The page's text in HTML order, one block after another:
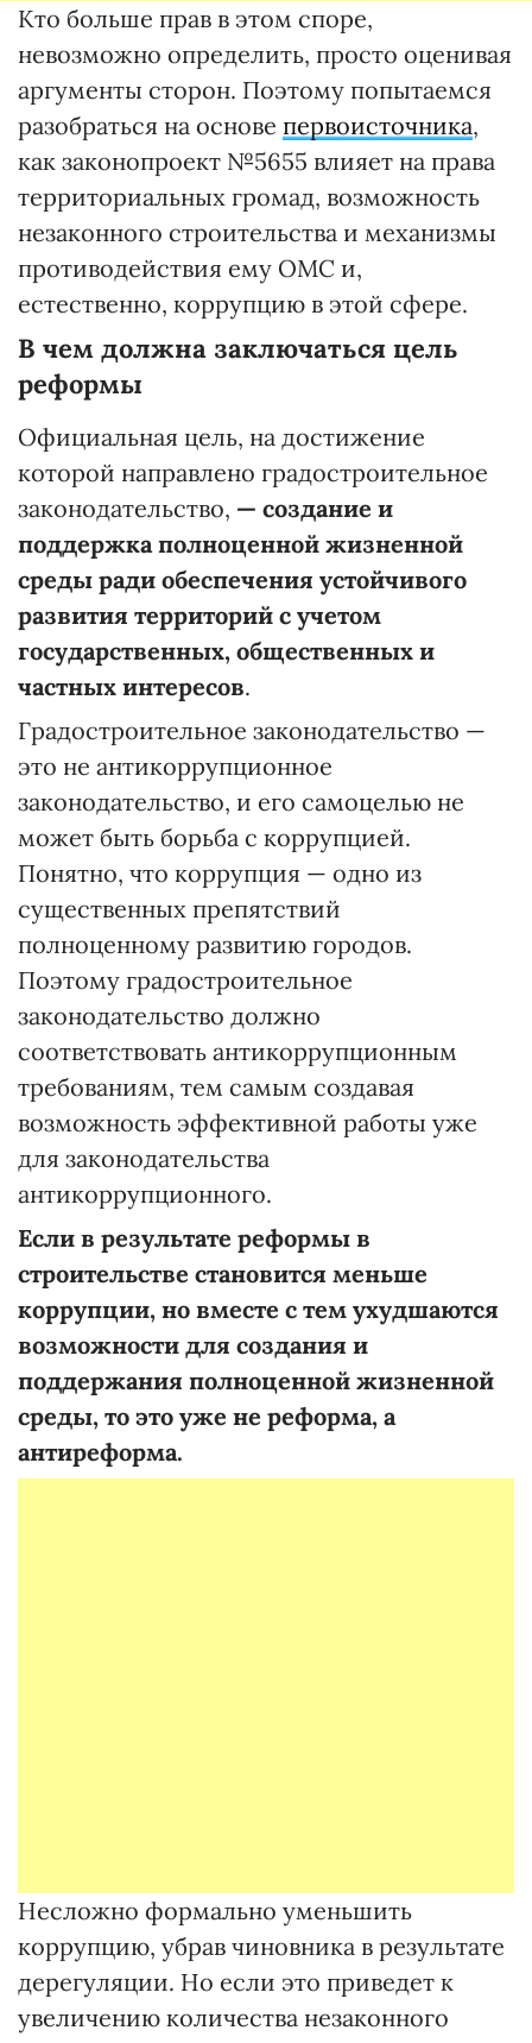
Кто больше прав в этом споре,
невозможно определить, просто оценивая
аргументы сторон. Поэтому попытаемся
разобраться на основе первоисточника,
как законопроект №5655 влияет на права
территориальных громад, возможность
незаконного строительства и механизмы
противодействия ему ОМС и,
естественно, коррупцию в этой сфере.
В чем должна заключаться цель
реформы
Официальная цель, на достижение
которой направлено градостроительное
законодательство, — создание и
поддержка полноценной жизненной
среды ради обеспечения устойчивого
развития территорий с учетом
государственных, общественных и
частных интересов.
Градостроительное законодательство —
это не антикоррупционное
законодательство, и его самоцелью не
может быть борьба с коррупцией.
Понятно, что коррупция — одно из
существенных препятствий
полноценному развитию городов.
Поэтому градостроительное
законодательство должно
соответствовать антикоррупционным
требованиям, тем самым создавая
возможность эффективной работы уже
для законодательства
антикоррупционного.
Если в результате реформы в
строительстве становится меньше
коррупции, но вместе с тем ухудшаются
возможности для создания и
поддержания полноценной жизненной
среды, то это уже не реформа, а
антиреформа.
Несложно формально уменьшить
коррупцию, убрав чиновника в результате
дерегуляции. Но если это приведет к
увеличению количества незаконного